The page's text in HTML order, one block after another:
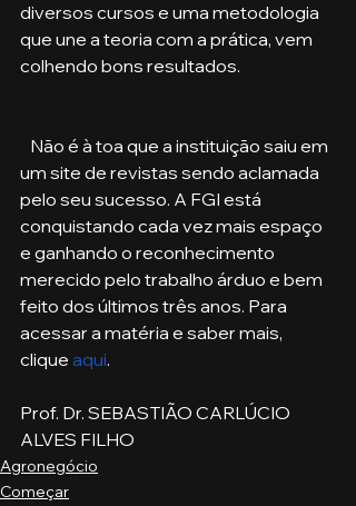
diversos cursos e uma metodologia
que une a teoria com a prática, vem
colhendo bons resultados.
um site de revistas sendo aclamada
pelo seu sucesso. A FGI está
conquistando cada vez mais espaço
e ganhando o reconhecimento
merecido pelo trabalho árduo e bem
feito dos últimos três anos. Para
acessar a matéria e saber mais,
clique aqui.
Prof. Dr. SEBASTIÃO CARLÚCIO
ALVES FILHO
Agronegócio
Começar